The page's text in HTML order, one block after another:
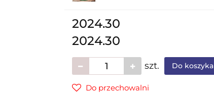
2024.30
2024.30
szt. Do koszyka
Do przechowalni